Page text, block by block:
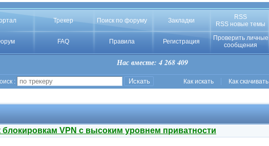
Трекер Поиск по форуму Закладки
RSS
RSS новые темы
FAQ Правила Регистрация
Проверить личные
сообщения
Нас вместе: 4 268 409
: Как искать Как скачивать
блокировкам VPN с высоким уровнем приватности